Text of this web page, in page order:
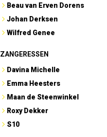
Beau van Erven Dorens
Johan Derksen
Wilfred Genee
ZANGERESSEN
Davina Michelle
Emma Heesters
Maan de Steenwinkel
Roxy Dekker
S10